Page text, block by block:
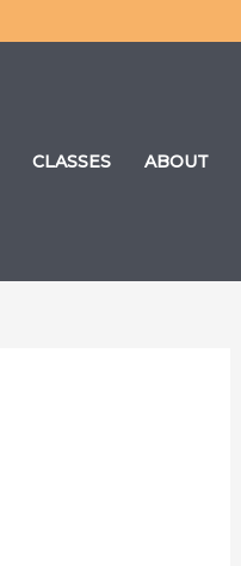
CLASSES ABOUT